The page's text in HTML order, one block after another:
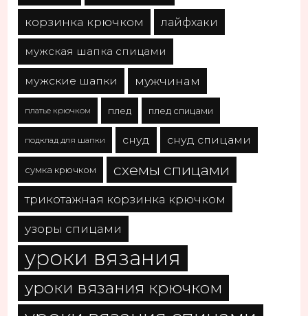
корзинка крючком лайфхаки
мужская шапка спицами
мужские шапки мужчинам
платье крючком плед плед спицами
подклад для шапки снуд снуд спицами
сумка крючком схемы спицами
трикотажная корзинка крючком
узоры спицами
уроки вязания
уроки вязания крючком